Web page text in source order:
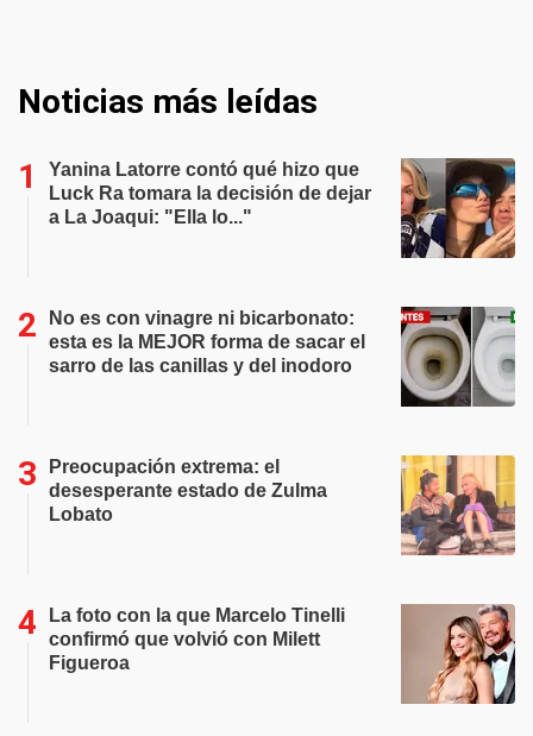
Noticias más leídas
Yanina Latorre contó qué hizo que
Luck Ra tomara la decisión de dejar
a La Joaqui: "Ella lo..."
No es con vinagre ni bicarbonato:
esta es la MEJOR forma de sacar el
sarro de las canillas y del inodoro
Preocupación extrema: el
desesperante estado de Zulma
Lobato
La foto con la que Marcelo Tinelli
confirmó que volvió con Milett
Figueroa